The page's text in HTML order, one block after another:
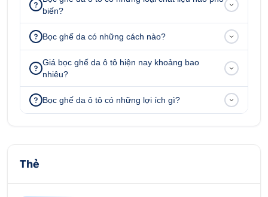
Cá nhân hoá không gian nội thất Fortuner
Bọc ghế da Nappa xe Fortuner đạt sự hoàn hảo từ
cách phối màu da, hoạ tiết trên bề mặt ghế cho
đến từng đường kim mũi chỉ đều được các kỹ thuật
Ô Tô Hoàng Kim may rất tinh xảo, sắc nét. Tất cả
biến?
Bọc ghế da có những cách nào?
Giá bọc ghế da ô tô hiện nay khoảng bao
nhiêu?
Bọc ghế da ô tô có những lợi ích gì?
Thẻ